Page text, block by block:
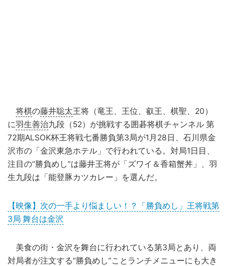
将棋の藤井聡太王将（竜王、王位、叡王、棋聖、20）
に羽生善治九段（52）が挑戦する囲碁将棋チャンネル 第
72期ALSOK杯王将戦七番勝負第3局が1月28日、石川県金
沢市の「金沢東急ホテル」で行われている。対局1日目、
注目の“勝負めし”は藤井王将が「ズワイ＆香箱蟹丼」、羽
生九段は「能登豚カツカレー」を選んだ。
【映像】次の一手より悩ましい！？「勝負めし」王将戦第
3局 舞台は金沢
美食の街・金沢を舞台に行われている第3局とあり、両
対局者が注文する“勝負めし”ことランチメニューにも大き